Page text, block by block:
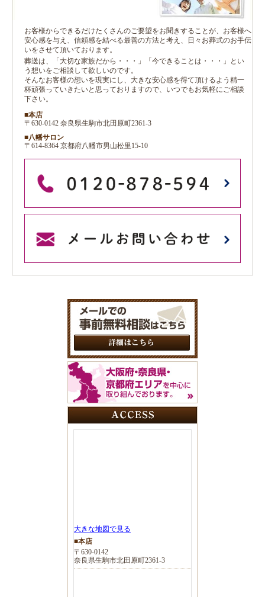
お客様からできるだけたくさんのご要望をお聞きすることが、お客様へ
安心感を与え、信頼感を結べる最善の方法と考え、日々お葬式のお手伝
いをさせて頂いております。
葬送は、「大切な家族だから・・・」「今できることは・・・」とい
う想いをご相談して欲しいのです。
そんなお客様の想いを現実にし、大きな安心感を得て頂けるよう精一
杯頑張っていきたいと思っておりますので、いつでもお気軽にご相談
下さい。
■本店
〒630-0142 奈良県生駒市北田原町2361-3
■八幡サロン
〒614-8364 京都府八幡市男山松里15-10
大きな地図で見る
■本店
〒630-0142
奈良県生駒市北田原町2361-3